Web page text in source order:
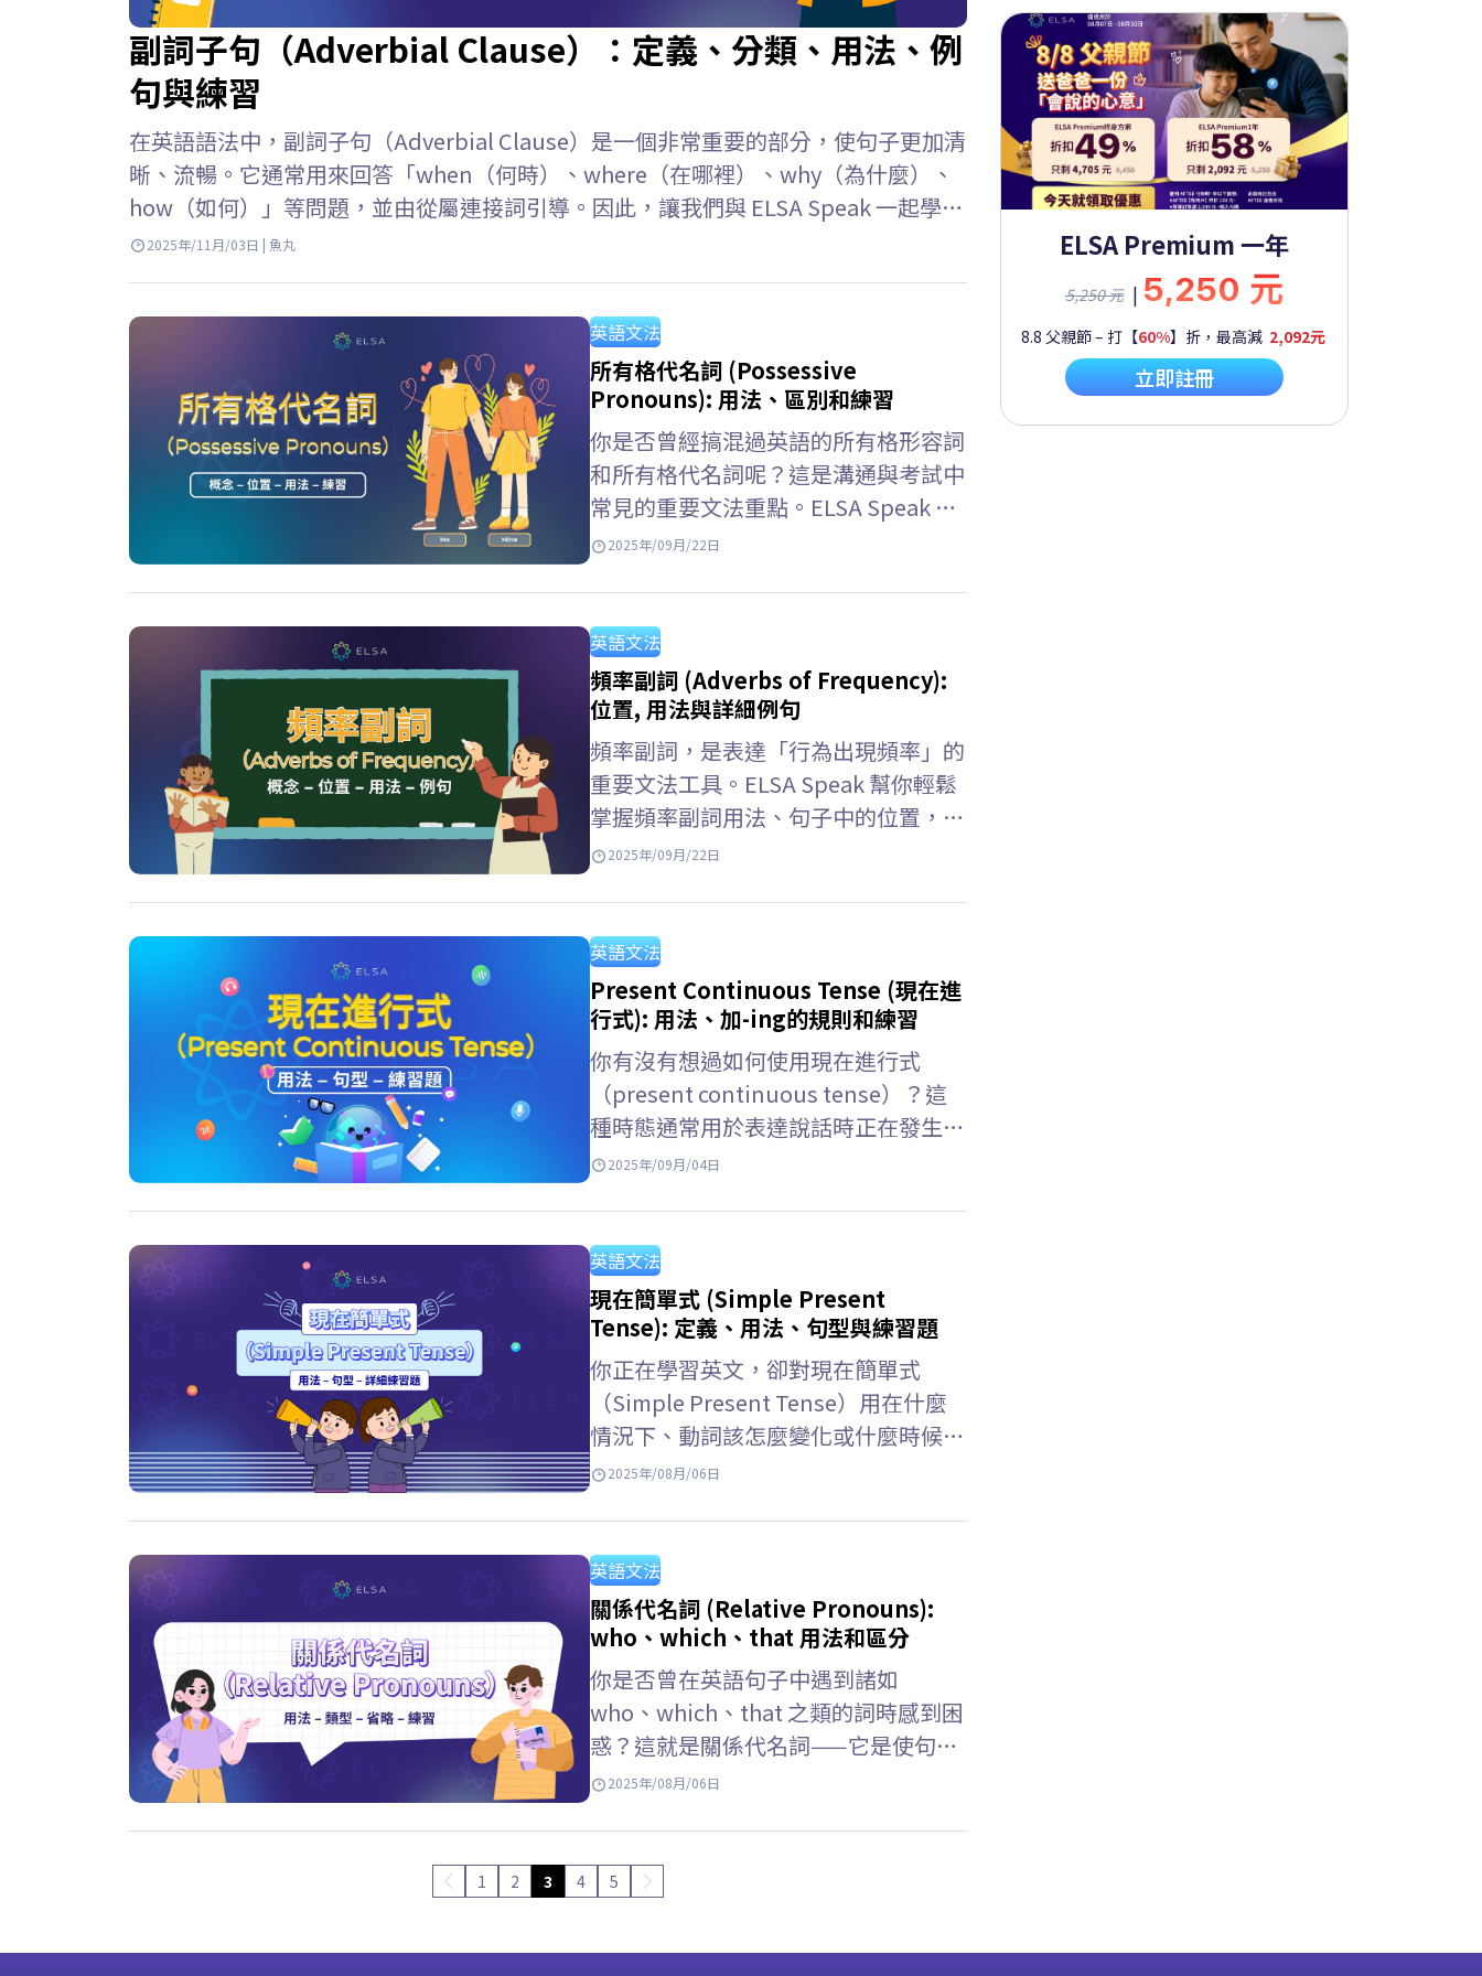
副詞子句（Adverbial Clause）：定義、分類、用法、例
句與練習
在英語語法中，副詞子句（Adverbial Clause）是一個非常重要的部分，使句子更加清
晰、流暢。它通常用來回答「when（何時）、where（在哪裡）、why（為什麼）、
how（如何）」等問題，並由從屬連接詞引導。因此，讓我們與 ELSA Speak 一起學習
副詞子句英文, 副詞子句用法與副詞子句練習。 Key takeaways 副詞子句是由從屬連接
位置 – 句首: Because it rained, we…
2025年/11月/03日 | 魚丸
英語文法
所有格代名詞 (Possessive
Pronouns): 用法、區別和練習
你是否曾經搞混過英語的所有格形容詞
和所有格代名詞呢？這是溝通與考試中
常見的重要文法重點。ELSA Speak 幫
你理解所有格代名詞的用法，搭配生活
(Possessive Pronouns) 是人稱代名詞
的一種形式，用來表示某物屬於某人。
–…
2025年/09月/22日
英語文法
頻率副詞 (Adverbs of Frequency):
位置, 用法與詳細例句
頻率副詞，是表達「行為出現頻率」的
重要文法工具。ELSA Speak 幫你輕鬆
掌握頻率副詞用法、句子中的位置，以
及在一般動詞與 be 動詞搭配時的不
2025年/09月/22日
英語文法
Present Continuous Tense (現在進
行式): 用法、加-ing的規則和練習
你有沒有想過如何使用現在進行式
（present continuous tense）？這
種時態通常用於表達說話時正在發生的
動作或不久的將來的計劃。透過 ELSA
單式的區別以及練習範例。 Key
takeaways…
2025年/09月/04日
英語文法
現在簡單式 (Simple Present
Tense): 定義、用法、句型與練習題
你正在學習英文，卻對現在簡單式
（Simple Present Tense）用在什麼
情況下、動詞該怎麼變化或什麼時候加
“s” 感到困惑嗎？這是最基礎的時
結構、正確用法，以及如何與其他時態
區分。 Key takeaways:– 用法:…
2025年/08月/06日
英語文法
關係代名詞 (Relative Pronouns):
who、which、that 用法和區分
你是否曾在英語句子中遇到諸如
who、which、that 之類的詞時感到困
惑？這就是關係代名詞——它是使句子
更清晰、更連貫的重要組成部分。在本
置，以及如何區分限定和非限定子句。
2025年/08月/06日
1 2 3 4 5
ELSA Premium 一年
5,250 元 | 5,250 元
8.8 父親節 – 打【60%】折，最高減 2,092元
立即註冊